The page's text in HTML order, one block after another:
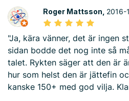
Roger Mattsson, 2016-
"Ja, kära vänner, det är ingen
sidan bodde det nog inte så
talet. Rykten säger att den är
hur som helst den är jättefin
kanske 150+ med god vilja.